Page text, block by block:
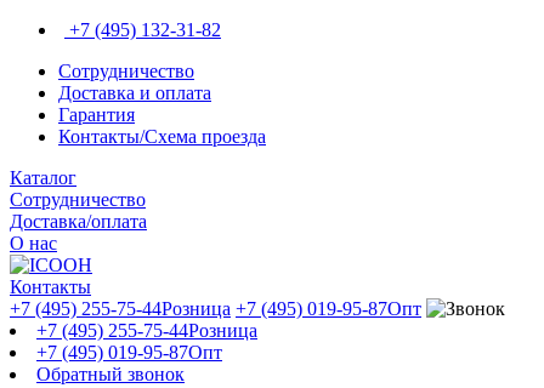
+7 (495) 132-31-82
Сотрудничество
Доставка и оплата
Гарантия
Контакты/Схема проезда
Каталог
Сотрудничество
Доставка/оплата
О нас
Контакты
+7 (495) 255-75-44Розница +7 (495) 019-95-87Опт
+7 (495) 255-75-44Розница
+7 (495) 019-95-87Опт
Обратный звонок